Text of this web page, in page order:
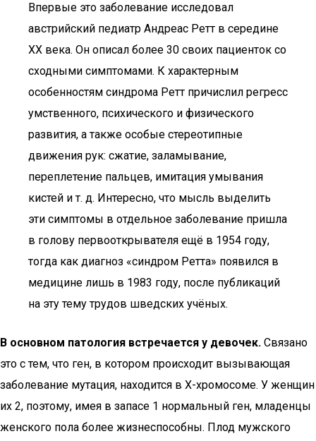
Впервые это заболевание исследовал
австрийский педиатр Андреас Ретт в середине
ХХ века. Он описал более 30 своих пациенток со
сходными симптомами. К характерным
особенностям синдрома Ретт причислил регресс
умственного, психического и физического
развития, а также особые стереотипные
движения рук: сжатие, заламывание,
переплетение пальцев, имитация умывания
кистей и т. д. Интересно, что мысль выделить
эти симптомы в отдельное заболевание пришла
в голову первооткрывателя ещё в 1954 году,
тогда как диагноз «синдром Ретта» появился в
медицине лишь в 1983 году, после публикаций
на эту тему трудов шведских учёных.
В основном патология встречается у девочек. Связано
это с тем, что ген, в котором происходит вызывающая
заболевание мутация, находится в Х-хромосоме. У женщин
их 2, поэтому, имея в запасе 1 нормальный ген, младенцы
женского пола более жизнеспособны. Плод мужского